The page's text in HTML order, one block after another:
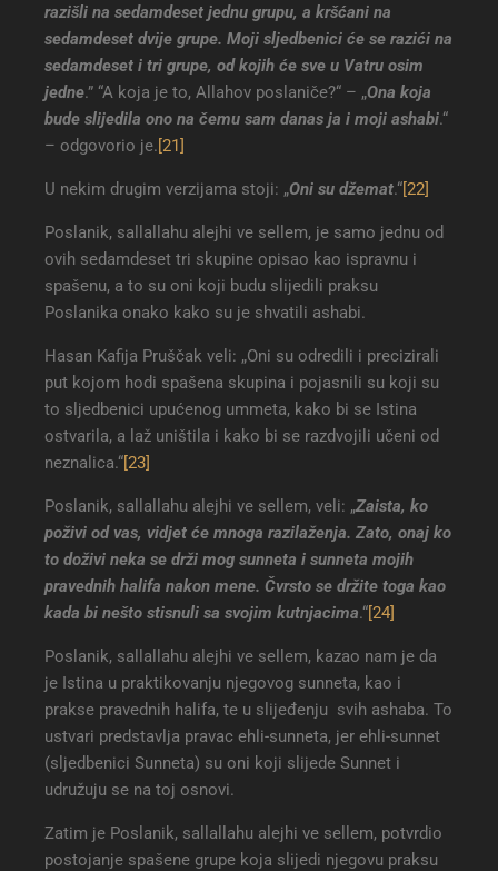
razišli na sedamdeset jednu grupu, a kršćani na
sedamdeset dvije grupe. Moji sljedbenici će se razići na
sedamdeset i tri grupe, od kojih će sve u Vatru osim
jedne.” “A koja je to, Allahov poslaniče?“ – „Ona koja
bude slijedila ono na čemu sam danas ja i moji ashabi.“
– odgovorio je.[21]
U nekim drugim verzijama stoji: „Oni su džemat.“[22]
Poslanik, sallallahu alejhi ve sellem, je samo jednu od
ovih sedamdeset tri skupine opisao kao ispravnu i
spašenu, a to su oni koji budu slijedili praksu
Poslanika onako kako su je shvatili ashabi.
Hasan Kafija Pruščak veli: „Oni su odredili i precizirali
put kojom hodi spašena skupina i pojasnili su koji su
to sljedbenici upućenog ummeta, kako bi se Istina
ostvarila, a laž uništila i kako bi se razdvojili učeni od
neznalica.“[23]
Poslanik, sallallahu alejhi ve sellem, veli: „Zaista, ko
poživi od vas, vidjet će mnoga razilaženja. Zato, onaj ko
to doživi neka se drži mog sunneta i sunneta mojih
pravednih halifa nakon mene. Čvrsto se držite toga kao
kada bi nešto stisnuli sa svojim kutnjacima.“[24]
Poslanik, sallallahu alejhi ve sellem, kazao nam je da
je Istina u praktikovanju njegovog sunneta, kao i
prakse pravednih halifa, te u slijeđenju svih ashaba. To
ustvari predstavlja pravac ehli-sunneta, jer ehli-sunnet
(sljedbenici Sunneta) su oni koji slijede Sunnet i
udružuju se na toj osnovi.
Zatim je Poslanik, sallallahu alejhi ve sellem, potvrdio
postojanje spašene grupe koja slijedi njegovu praksu